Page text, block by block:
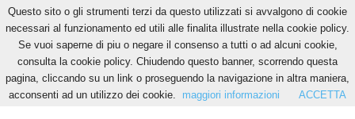
Home Tags Supermario
Supermario
Questo sito o gli strumenti terzi da questo utilizzati si avvalgono di cookie
necessari al funzionamento ed utili alle finalita illustrate nella cookie policy.
Se vuoi saperne di piu o negare il consenso a tutti o ad alcuni cookie,
consulta la cookie policy. Chiudendo questo banner, scorrendo questa
pagina, cliccando su un link o proseguendo la navigazione in altra maniera,
acconsenti ad un utilizzo dei cookie.
maggiori informazioni ACCETTA